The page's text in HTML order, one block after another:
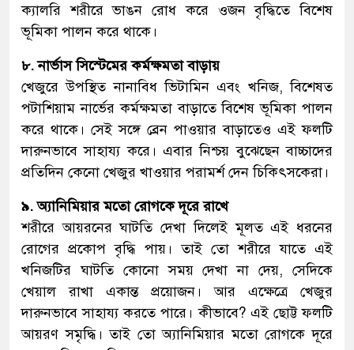
ক্যালরি শরীরে ভাঙন রোধ করে ওজন বৃদ্ধিতে বিশেষ
ভূমিকা পালন করে থাকে।
৮. নার্ভাস সিস্টেমের কর্মক্ষমতা বাড়ায়
খেজুরে উপস্থিত নানাবিধ ভিটামিন এবং খনিজ, বিশেষত
পটাশিয়াম নার্ভের কর্মক্ষমতা বাড়াতে বিশেষ ভূমিকা পালন
করে থাকে। সেই সঙ্গে ব্রেন পাওয়ার বাড়াতেও এই ফলটি
দারুনভাবে সাহায্য করে। এবার নিশ্চয় বুঝেছেন বাচ্চাদের
প্রতিদিন কেনো খেজুর খাওয়ার পরামর্শ দেন চিকিৎসকেরা।
৯. অ্যানিমিয়ার মতো রোগকে দূরে রাখে
শরীরে আয়রনের ঘাটতি দেখা দিলেই মূলত এই ধরনের
রোগের প্রকোপ বৃদ্ধি পায়। তাই তো শরীরে যাতে এই
খনিজটির ঘাটতি কোনো সময় দেখা না দেয়, সেদিকে
খেয়াল রাখা একান্ত প্রয়োজন। আর এক্ষেত্রে খেজুর
দারুনভাবে সাহায্য করতে পারে। কীভাবে? এই ছোট্ট ফলটি
আয়রণ সমৃদ্ধি। তাই তো অ্যানিমিয়ার মতো রোগকে দূরে